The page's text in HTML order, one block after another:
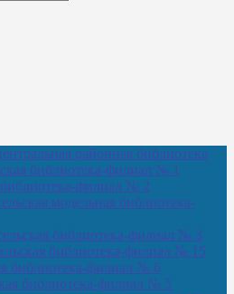
районная библиотека
библиотека-филиал № 1
библиотека-филиал № 2
модельная библиотека-
библиотека-филиал № 3
библиотека-филиал № 15
библиотека-филиал № 6
библиотека-филиал № 5